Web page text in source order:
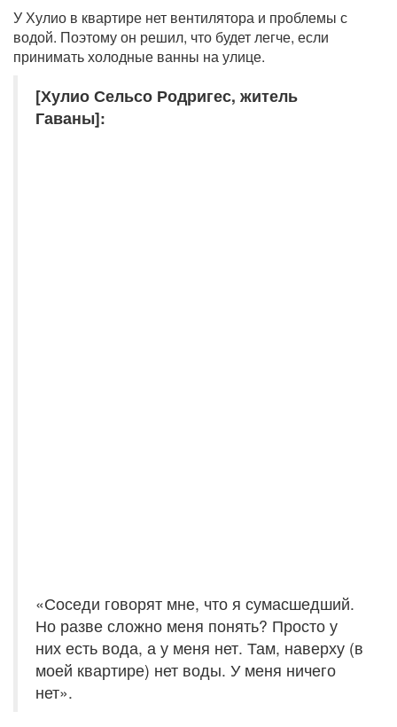
У Хулио в квартире нет вентилятора и проблемы с
водой. Поэтому он решил, что будет легче, если
принимать холодные ванны на улице.
[Хулио Сельсо Родригес, житель
Гаваны]:
«Соседи говорят мне, что я сумасшедший.
Но разве сложно меня понять? Просто у
них есть вода, а у меня нет. Там, наверху (в
моей квартире) нет воды. У меня ничего
нет».